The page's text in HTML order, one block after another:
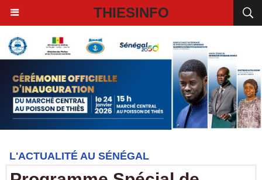
THIESINFO
L'ACTUALITÉ AU SÉNÉGAL